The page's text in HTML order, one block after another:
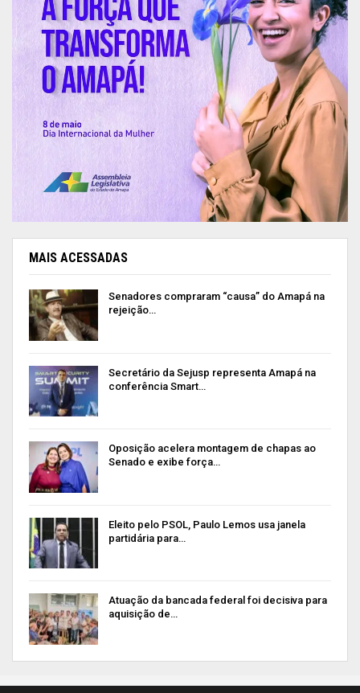
MAIS ACESSADAS
Senadores compraram “causa” do Amapá na
rejeição…
Secretário da Sejusp representa Amapá na
conferência Smart…
Oposição acelera montagem de chapas ao
Senado e exibe força…
Eleito pelo PSOL, Paulo Lemos usa janela
partidária para…
Atuação da bancada federal foi decisiva para
aquisição de…